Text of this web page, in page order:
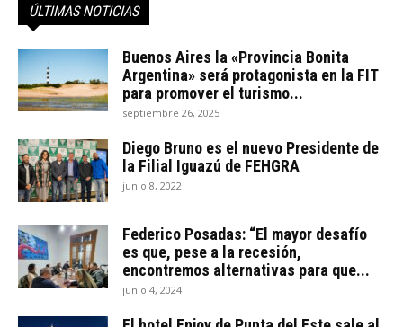
ÚLTIMAS NOTICIAS
Buenos Aires la «Provincia Bonita
Argentina» será protagonista en la FIT
para promover el turismo...
septiembre 26, 2025
Diego Bruno es el nuevo Presidente de
la Filial Iguazú de FEHGRA
junio 8, 2022
Federico Posadas: “El mayor desafío
es que, pese a la recesión,
encontremos alternativas para que...
junio 4, 2024